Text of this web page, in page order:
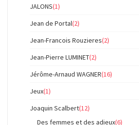
JALONS(1)
Jean de Portal(2)
Jean-Francois Rouzieres(2)
Jean-Pierre LUMINET(2)
Jérôme-Arnaud WAGNER(16)
Jeux(1)
Joaquin Scalbert(12)
Des femmes et des adieux(6)